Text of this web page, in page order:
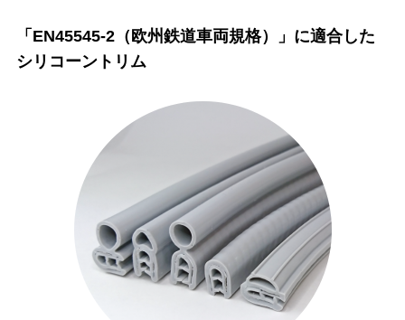
「EN45545-2（欧州鉄道車両規格）」に適合した
シリコーントリム